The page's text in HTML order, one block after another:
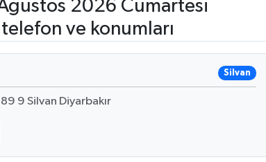
2026 Cumartesi
ve konumları
Silvan
9 Silvan Diyarbakır